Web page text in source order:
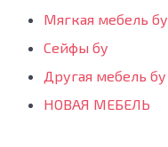
Мягкая мебель бу
Сейфы бу
Другая мебель бу
НОВАЯ МЕБЕЛЬ